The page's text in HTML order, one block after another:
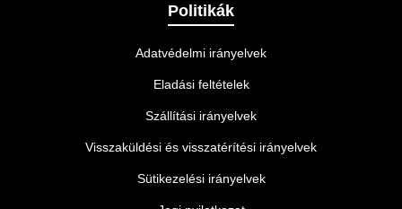
Politikák
Adatvédelmi irányelvek
Eladási feltételek
Szállítási irányelvek
Visszaküldési és visszatérítési irányelvek
Sütikezelési irányelvek